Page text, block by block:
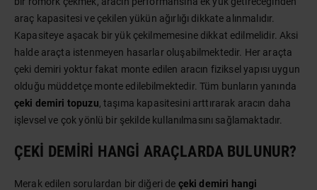
araç kapasitesi ve çekilen yükün ağırlığı dikkate alınmalıdır.
Kapasiteye aşacak bir yük çekilmemesine dikkat edilmelidir. Aksi
halde araçta istenmeyen hasarlar oluşabilmektedir. Her araçta
çeki demiri yoktur fakat monte edilen aracın fiziksel yapısı uygun
olduğu müddetçe monte edilebilmektedir. Tüm bunların yanında
çeki demiri topuzu, taşıma kapasitesini arttırarak aracın daha
işlevsel ve çok yönlü bir şekilde kullanılmasını sağlamaktadır.
ÇEKI DEMIRI HANGI ARAÇLARDA BULUNUR?
Merak edilen sorulardan bir diğeri de çeki demiri hangi